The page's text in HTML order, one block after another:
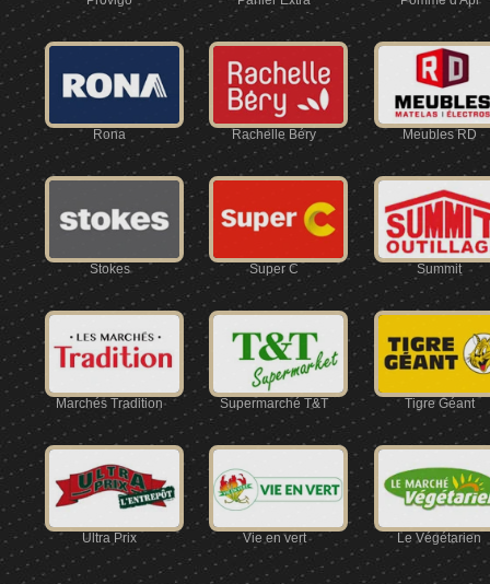
Rona Rachelle Béry Meubles RD
Stokes Super C Summit
Marchés Tradition Supermarché T&T Tigre Géant
Ultra Prix Vie en vert Le Végétarien